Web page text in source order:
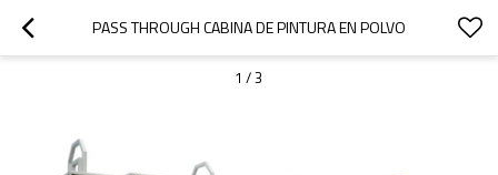
PASS THROUGH CABINA DE PINTURA EN POLVO
1 /3